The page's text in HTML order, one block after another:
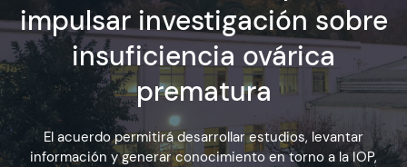
Investigación
Acreditación
Admisión
impulsar investigación sobre
insuficiencia ovárica
prematura
El acuerdo permitirá desarrollar estudios, levantar
información y generar conocimiento en torno a la IOP,